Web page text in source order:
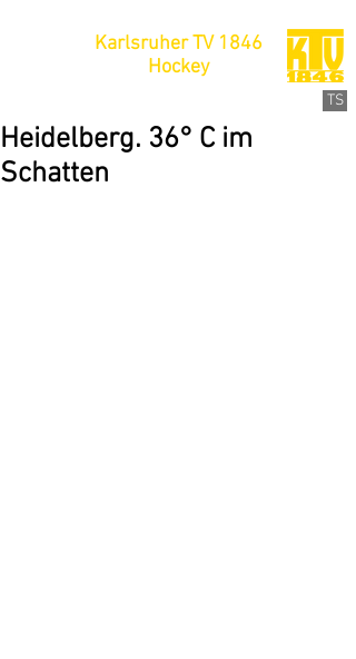
Karlsruher TV 1846
Hockey
TS
Heidelberg. 36° C im
Schatten